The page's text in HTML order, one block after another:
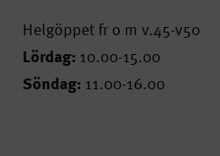
Helgöppet fr o m v.45-v50
Lördag: 10.00-15.00
Söndag: 11.00-16.00